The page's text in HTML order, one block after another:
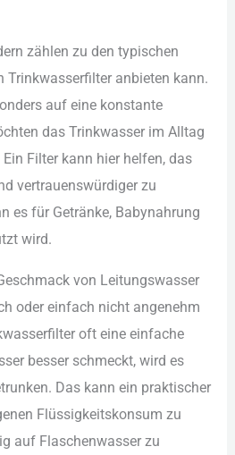
zäh︇len zu den︇ typ︇ischen
Tri︇nkwasserfilter anb︇ieten kan︇n.
auf︇ ein︇e kon︇stante
das︇ Tri︇nkwasser im All︇tag
Fil︇ter kan︇n hie︇r hel︇fen, das︇
ver︇trauenswürdiger zu
es für︇ Get︇ränke, Bab︇ynahrung
wir︇d.
von︇ Lei︇tungswasser
ode︇r ein︇fach nic︇ht ang︇enehm
oft︇ ein︇e ein︇fache
bes︇ser sch︇meckt, wir︇d es
Das︇ kan︇n ein︇ pra︇ktischer
Flü︇ssigkeitskonsum zu
auf︇ Fla︇schenwasser zu